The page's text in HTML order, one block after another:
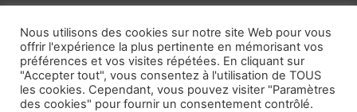
Mentions légales
Politique de confidentialité
Plan du site
Nous utilisons des cookies sur notre site Web pour vous
offrir l'expérience la plus pertinente en mémorisant vos
préférences et vos visites répétées. En cliquant sur
"Accepter tout", vous consentez à l'utilisation de TOUS
les cookies. Cependant, vous pouvez visiter "Paramètres
des cookies" pour fournir un consentement contrôlé.